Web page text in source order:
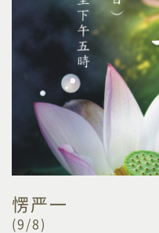
愣严一
(9/8)